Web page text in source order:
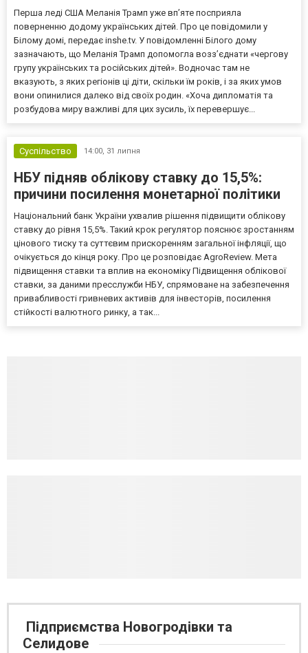
Перша леді США Меланія Трамп уже впʼяте посприяла
поверненню додому українських дітей. Про це повідомили у
Білому домі, передає inshe.tv. У повідомленні Білого дому
зазначають, що Меланія Трамп допомогла возз’єднати «чергову
групу українських та російських дітей». Водночас там не
вказують, з яких регіонів ці діти, скільки їм років, і за яких умов
вони опинилися далеко від своїх родин. «Хоча дипломатія та
розбудова миру важливі для цих зусиль, їх перевершує...
Суспільство 14:00, 31 липня
НБУ підняв облікову ставку до 15,5%:
причини посилення монетарної політики
Національний банк України ухвалив рішення підвищити облікову
ставку до рівня 15,5%. Такий крок регулятор пояснює зростанням
цінового тиску та суттєвим прискоренням загальної інфляції, що
очікується до кінця року. Про це розповідає AgroReview. Мета
підвищення ставки та вплив на економіку Підвищення облікової
ставки, за даними пресслужби НБУ, спрямоване на забезпечення
привабливості гривневих активів для інвесторів, посилення
стійкості валютного ринку, а так...
Підприємства Новогродівки та
Селидове